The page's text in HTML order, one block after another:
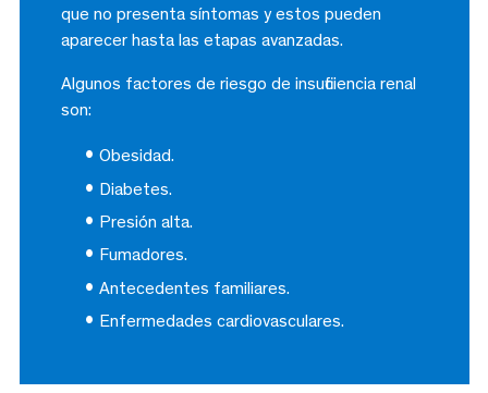
que no presenta síntomas y estos pueden
aparecer hasta las etapas avanzadas.
Algunos factores de riesgo de insuficiencia renal
son:
Obesidad.
Diabetes.
Presión alta.
Fumadores.
Antecedentes familiares.
Enfermedades cardiovasculares.